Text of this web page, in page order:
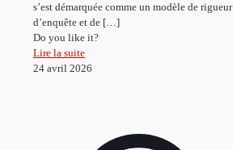
s’est démarquée comme un modèle de rigueur
d’enquête et de […]
Do you like it?
Lire la suite
24 avril 2026